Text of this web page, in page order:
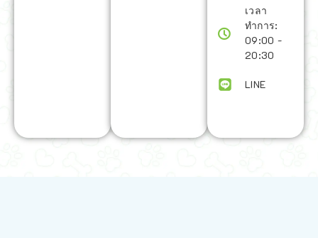
เวลา
ทำการ:
09:00 -
20:30
LINE